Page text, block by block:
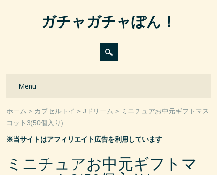
ガチャガチャぽん！
Main menu
Menu
ホーム カプセルトイ Jドリーム
ミニチュアお中元ギフトマス
コット3(50個入り)
※当サイトはアフィリエイト広告を利用しています
ミニチュアお中元ギフトマ